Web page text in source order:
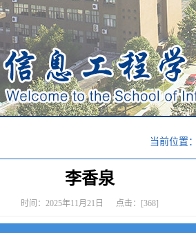
当前位置：
李香泉
时间：2025年11月21日 点击：[368]